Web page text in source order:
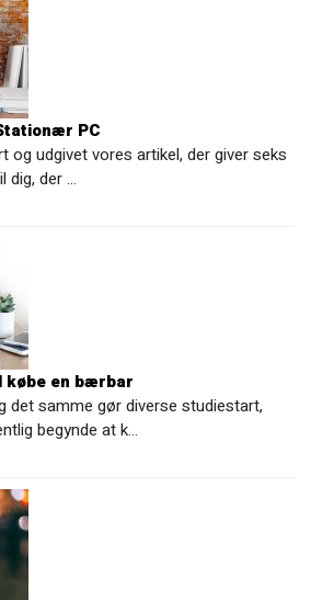
PC
udgivet vores artikel, der giver seks
dig, der …
købe en bærbar
det samme gør diverse studiestart,
begynde at k…